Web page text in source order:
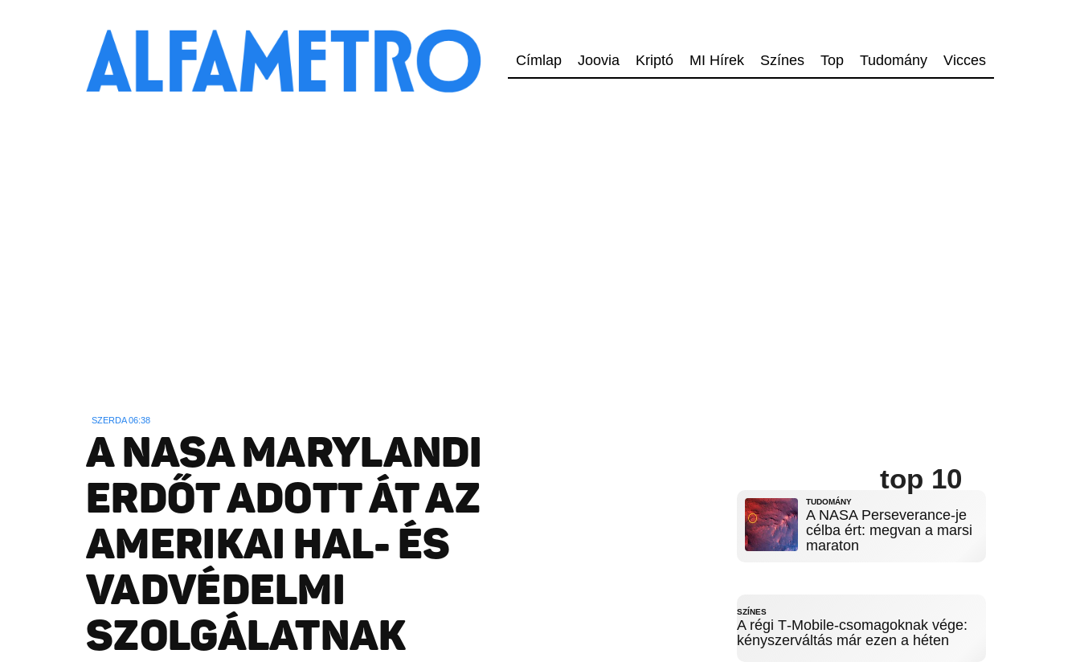
Címlap Joovia Kriptó MI Hírek Színes Top Tudomány Vicces
SZERDA 06:38
A NASA MARYLANDI
ERDŐT ADOTT ÁT AZ
AMERIKAI HAL- ÉS
VADVÉDELMI
SZOLGÁLATNAK
top 10
TUDOMÁNY
A NASA Perseverance-je
célba ért: megvan a marsi
maraton
SZÍNES
A régi T‑Mobile-csomagoknak vége:
kényszerváltás már ezen a héten